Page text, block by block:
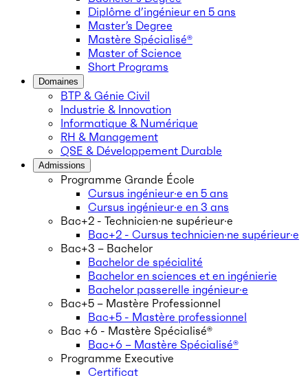
Diplôme d’ingénieur en 5 ans
Master’s Degree
Mastère Spécialisé®
Master of Science
Short Programs
Domaines
BTP & Génie Civil
Industrie & Innovation
Informatique & Numérique
RH & Management
QSE & Développement Durable
Admissions
Programme Grande École
Cursus ingénieur·e en 5 ans
Cursus ingénieur·e en 3 ans
Bac+2 - Technicien·ne supérieur·e
Bac+2 - Cursus technicien·ne supérieur·e
Bac+3 – Bachelor
Bachelor de spécialité
Bachelor en sciences et en ingénierie
Bachelor passerelle ingénieur·e
Bac+5 – Mastère Professionnel
Bac+5 - Mastère professionnel
Bac +6 - Mastère Spécialisé®
Bac+6 – Mastère Spécialisé®
Programme Executive
Certificat